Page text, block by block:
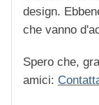
design.
che vanno
Spero che,
amici: